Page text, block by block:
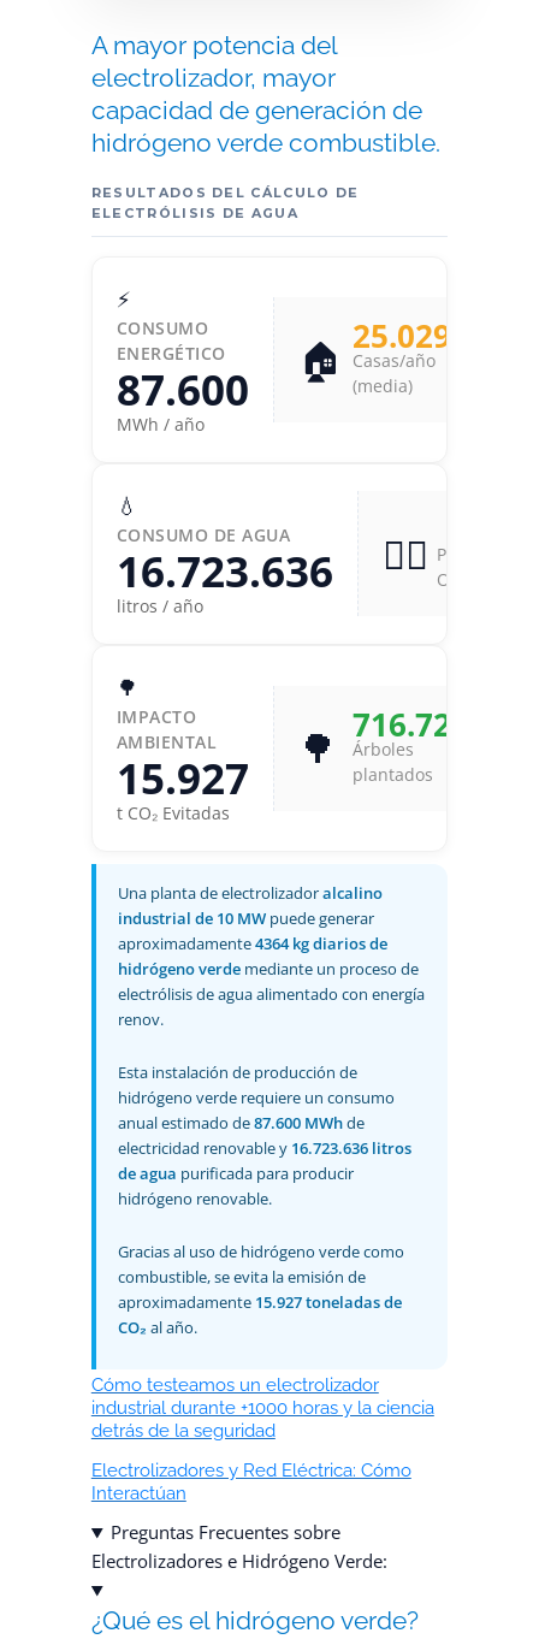
A mayor potencia del
electrolizador, mayor
capacidad de generación de
hidrógeno verde combustible.
RESULTADOS DEL CÁLCULO DE
ELECTRÓLISIS DE AGUA
⚡
CONSUMO
ENERGÉTICO
87.600
MWh / año
🏠 25.029
Casas/año
(media)
💧
CONSUMO DE AGUA
16.723.636
litros / año
🏊‍♀️ Piscinas
Olímpicas
🌳
IMPACTO
AMBIENTAL
15.927
t CO₂ Evitadas
🌳 716.727
Árboles
plantados
Una planta de electrolizadoralcalino
industrial de 10 MWpuede generar
aproximadamente4364 kg diarios de
hidrógeno verdemediante un proceso de
electrólisis de agua alimentado con energía
renov.
Esta instalación de producción de
hidrógeno verde requiere un consumo
anual estimado de87.600 MWhde
electricidad renovable y 16.723.636 litros
de agua purificada para producir
hidrógeno renovable.
Gracias al uso de hidrógeno verde como
combustible, se evita la emisión de
aproximadamente 15.927 toneladas de
CO₂ al año.
Cómo testeamos un electrolizador
industrial durante +1000 horas y la ciencia
detrás de la seguridad
Electrolizadores y Red Eléctrica: Cómo
Interactúan
Preguntas Frecuentes sobre
Electrolizadores e Hidrógeno Verde:
¿Qué es el hidrógeno verde?